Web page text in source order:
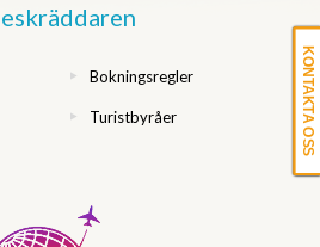
Bokningsregler
Turistbyråer KONTAKTA OSS